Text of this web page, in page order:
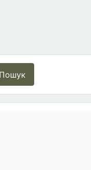
Пошук
полягає небезпека для